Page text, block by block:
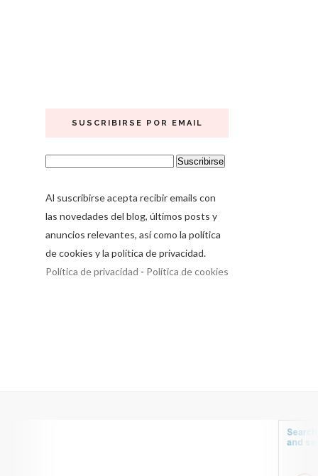
SUSCRIBIRSE POR EMAIL
Al suscribirse acepta recibir emails con
las novedades del blog, últimos posts y
anuncios relevantes, así como la política
de cookies y la política de privacidad.
Política de privacidad - Política de cookies